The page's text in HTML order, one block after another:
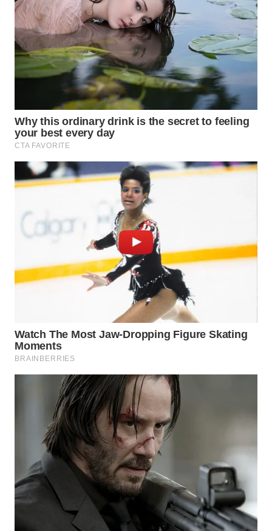
WN
SIMALUNGUN
WN
LABUHANBATU
WN
TAPANULI
TENGAH
WN DELI
SERDANG
WN
TEBING
WN
PAKPAK
KARAWANG
BOGOR
WN
DEPOK